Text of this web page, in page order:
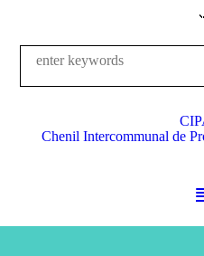
Chenil Intercommunal de